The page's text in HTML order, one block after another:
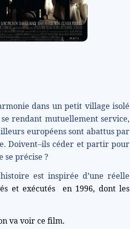
dans un petit village isolé
rendant mutuellement service,
européens sont abattus par
Doivent–ils céder et partir pour
précise ?
est inspirée d’une réelle
et exécutés
en 1996, dont les
va voir ce film.